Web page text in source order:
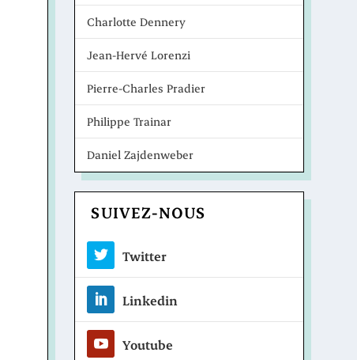
Charlotte Dennery
Jean-Hervé Lorenzi
Pierre-Charles Pradier
Philippe Trainar
Daniel Zajdenweber
SUIVEZ-NOUS
Twitter
Linkedin
Youtube